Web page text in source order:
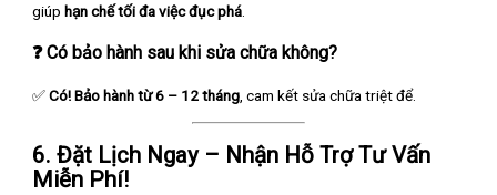
giúphạn chế tối đa việc đục phá
❓Có bảo hành sau khi sửa chữa không?
✅Có! Bảo hành từ 6 – 12 tháng , cam kết sửa chữa triệt để.
6. Đặt Lịch Ngay – Nhận Hỗ Trợ Tư Vấn
Miễn Phí!